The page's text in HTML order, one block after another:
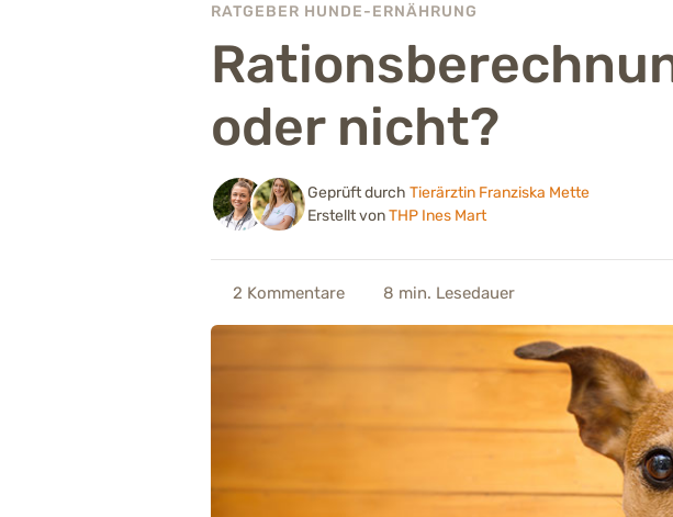
RATGEBER HUNDE-ERNÄHRUNG
oder nicht?
Geprüft durch Tierärztin Franziska Mette
Erstellt vonTHP Ines Mart
2 Kommentare 8 min. Lesedauer